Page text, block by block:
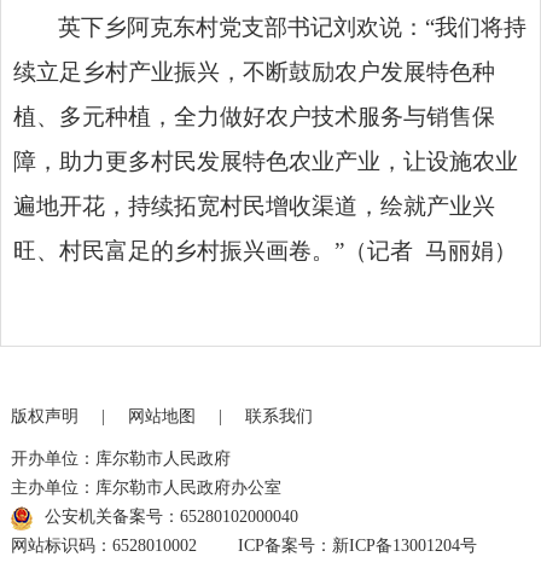
英下乡阿克东村党支部书记刘欢说：“我们将持
续立足乡村产业振兴，不断鼓励农户发展特色种
植、多元种植，全力做好农户技术服务与销售保
障，助力更多村民发展特色农业产业，让设施农业
遍地开花，持续拓宽村民增收渠道，绘就产业兴
旺、村民富足的乡村振兴画卷。”（记者 马丽娟）
版权声明 网站地图 联系我们
开办单位：库尔勒市人民政府
主办单位：库尔勒市人民政府办公室
公安机关备案号：65280102000040
网站标识码：6528010002
ICP备案号：新ICP备13001204号